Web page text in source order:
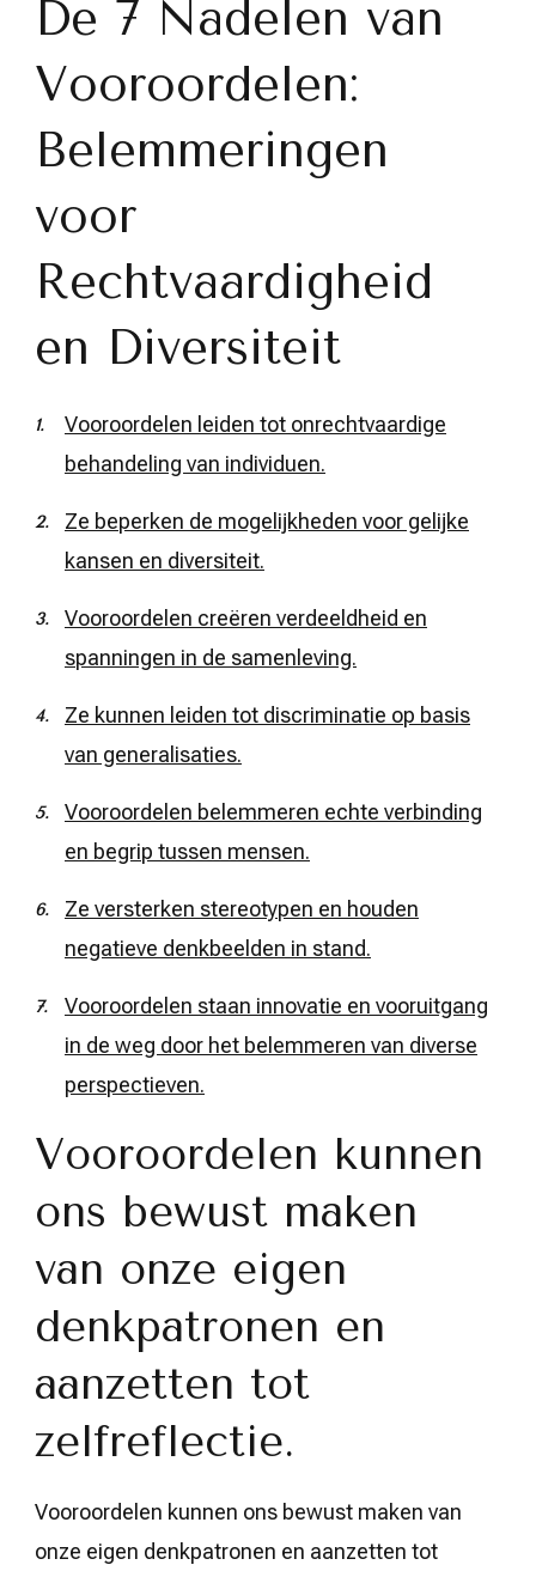
De 7 Nadelen van
Vooroordelen:
Belemmeringen
voor
Rechtvaardigheid
en Diversiteit
Vooroordelen leiden tot onrechtvaardige
behandeling van individuen.
Ze beperken de mogelijkheden voor gelijke
kansen en diversiteit.
Vooroordelen creëren verdeeldheid en
spanningen in de samenleving.
Ze kunnen leiden tot discriminatie op basis
van generalisaties.
Vooroordelen belemmeren echte verbinding
en begrip tussen mensen.
Ze versterken stereotypen en houden
negatieve denkbeelden in stand.
Vooroordelen staan innovatie en vooruitgang
in de weg door het belemmeren van diverse
perspectieven.
Vooroordelen kunnen
ons bewust maken
van onze eigen
denkpatronen en
aanzetten tot
zelfreflectie.
Vooroordelen kunnen ons bewust maken van
onze eigen denkpatronen en aanzetten tot